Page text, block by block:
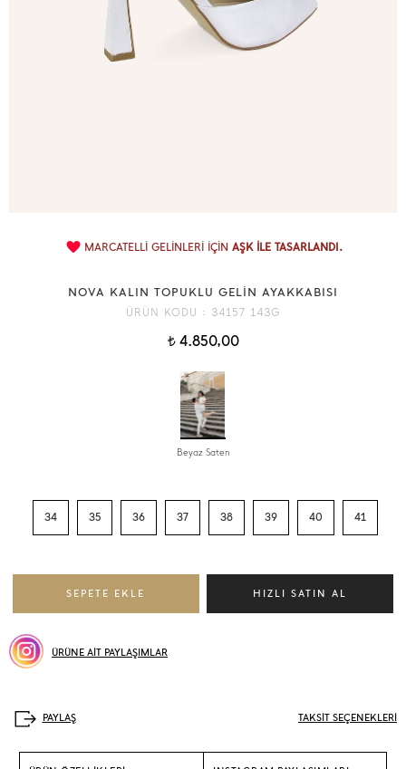
MARCATELLİ GELİNLERİ İÇİN AŞK İLE TASARLANDI.
NOVA KALIN TOPUKLU GELİN AYAKKABISI
ÜRÜN KODU : 34157 143G
t4.850,00
Beyaz Saten
34 35 36 37 38 39 40 41
ÜRÜNE AİT PAYLAŞIMLAR
TAKSİT SEÇENEKLERİ